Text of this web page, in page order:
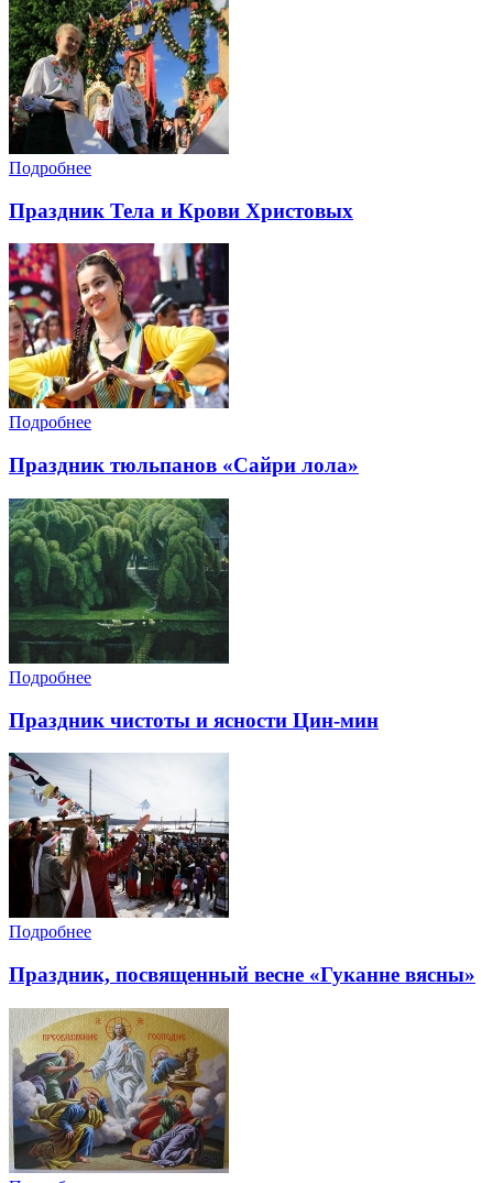
Подробнее
Праздник Тела и Крови Христовых
Подробнее
Праздник тюльпанов «Сайри лола»
Подробнее
Праздник чистоты и ясности Цин-мин
Подробнее
Праздник, посвященный весне «Гуканне вясны»